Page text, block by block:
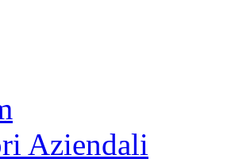
Aziendali